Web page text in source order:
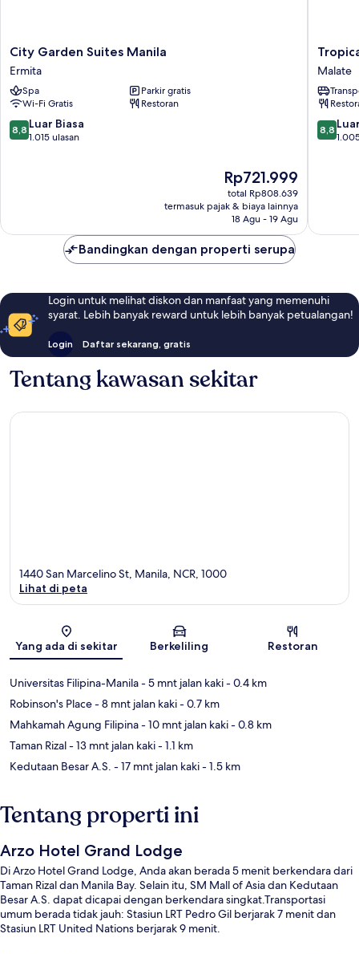
City
Garden
Suites
Manila
Ermita
City Garden Suites Manila
Ermita
Spa
Parkir gratis
Wi-Fi Gratis
Restoran
8.8
dari
8,8 Luar Biasa
1.015 ulasan
Harga
sekarang
Rp721.999
Rp721.999
total Rp808.639
termasuk pajak & biaya lainnya
18 Agu - 19 Agu
Suites
Malate
Malate
8.8
dari
8,8
Bandingkan dengan properti serupa
Login untuk melihat diskon dan manfaat yang memenuhi
syarat. Lebih banyak reward untuk lebih banyak petualangan!
Login Daftar sekarang, gratis
Tentang kawasan sekitar
Peta
1440 San Marcelino St, Manila, NCR, 1000
Lihat di peta
Yang ada di sekitar Berkeliling Restoran
Universitas Filipina-Manila- 5 mnt jalan kaki- 0.4 km
Robinson's Place- 8 mnt jalan kaki- 0.7 km
Mahkamah Agung Filipina- 10 mnt jalan kaki- 0.8 km
Taman Rizal- 13 mnt jalan kaki- 1.1 km
Kedutaan Besar A.S. - 17 mnt jalan kaki- 1.5 km
Tentang properti ini
Arzo Hotel Grand Lodge
Di Arzo Hotel Grand Lodge, Anda akan berada 5 menit berkendara dari
Taman Rizal dan Manila Bay. Selain itu, SM Mall of Asia dan Kedutaan
Besar A.S. dapat dicapai dengan berkendara singkat.Transportasi
umum berada tidak jauh: Stasiun LRT Pedro Gil berjarak 7 menit dan
Stasiun LRT United Nations berjarak 9 menit.